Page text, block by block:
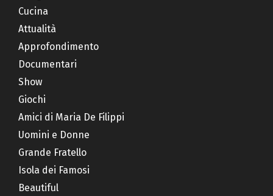
Cucina
Attualità
Approfondimento
Documentari
Show
Giochi
Amici di Maria De Filippi
Uomini e Donne
Grande Fratello
Isola dei Famosi
Beautiful